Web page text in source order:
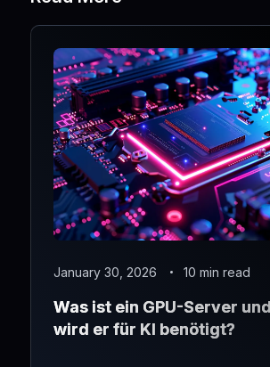
January 30, 2026 10 min read
Was ist ein GPU-Server
wird er für KI benötigt?